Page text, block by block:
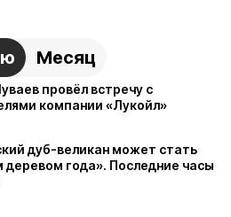
Месяц
провёл встречу с
компании «Лукойл»
дуб-великан может стать
деревом года». Последние часы